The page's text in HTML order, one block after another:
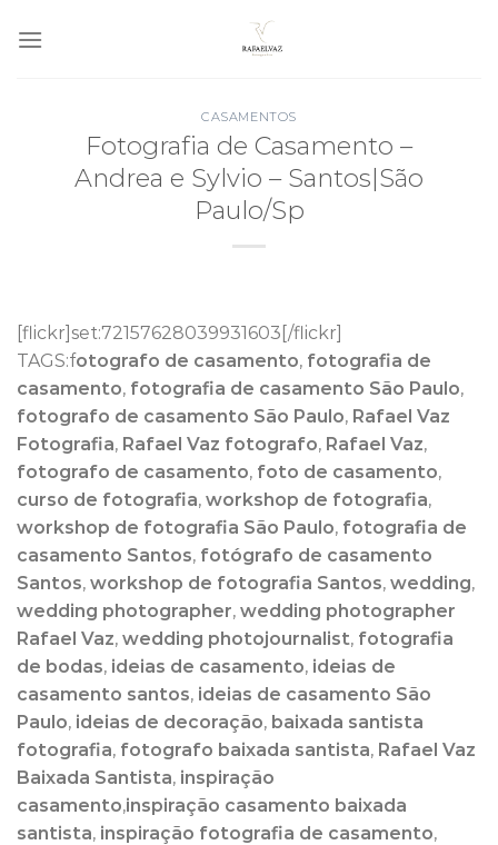
CASAMENTOS
Fotografia de Casamento –
Andrea e Sylvio – Santos|São
Paulo/Sp
[flickr]set:72157628039931603[/flickr]
TAGS:fotografo de casamento, fotografia de
casamento, fotografia de casamento São Paulo,
fotografo de casamento São Paulo, Rafael Vaz
Fotografia, Rafael Vaz fotografo, Rafael Vaz,
fotografo de casamento, foto de casamento,
curso de fotografia, workshop de fotografia,
workshop de fotografia São Paulo, fotografia de
casamento Santos, fotógrafo de casamento
Santos, workshop de fotografia Santos, wedding,
wedding photographer, wedding photographer
Rafael Vaz, wedding photojournalist, fotografia
de bodas, ideias de casamento, ideias de
casamento santos, ideias de casamento São
Paulo, ideias de decoração, baixada santista
fotografia, fotografo baixada santista, Rafael Vaz
Baixada Santista, inspiração
casamento,inspiração casamento baixada
santista, inspiração fotografia de casamento,